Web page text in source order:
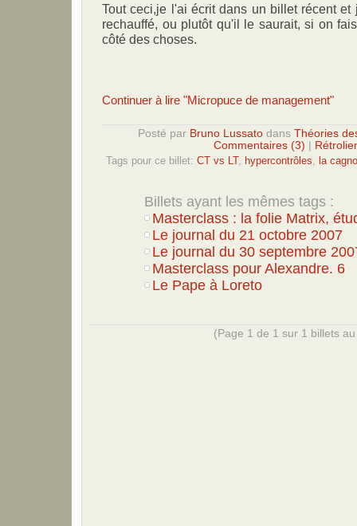
Tout ceci,je l'ai écrit dans un billet récent
rechauffé, ou plutôt qu'il le saurait, si on
côté des choses.
Continuer à lire "Micropuce de management"
Posté par Bruno Lussato dans Théories
Commentaires (3)
Tags pour ce billet: CT vs LT, hypercontrôles la
Billets ayant les mêmes tags :
Masterclass : la folie Matrix,
Le journal du 21 octobre 2007
Le journal du 30 septembre
Masterclass pour Alexandre. 6
Le Pape à Loreto
(Page 1 de 1 sur 1 billets